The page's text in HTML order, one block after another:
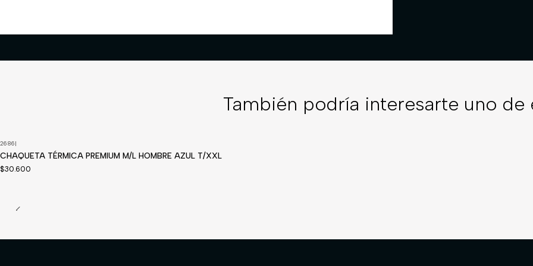
También podría interesarte uno de
Disponible a pedido
2686|
CHAQUETA TÉRMICA PREMIUM M/L HOMBRE AZUL T/XXL
$30.600